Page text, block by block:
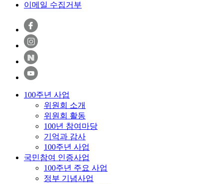
이메일 수집거부
100주년 사업
위원회 소개
위원회 활동
100년 참여마당
기억과 감사
100주년 사업
국민참여 인증사업
100주년 주요 사업
정부 기념사업